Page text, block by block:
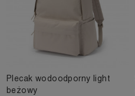
Plecak wodoodporny light
beżowy